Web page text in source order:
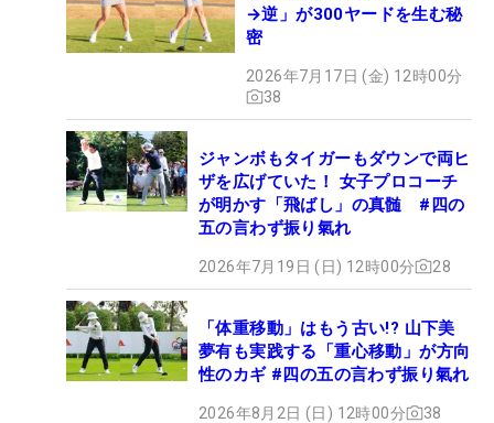
→逆」が300ヤードを生む秘
密
2026年7月17日 (金) 12時00分
38
ジャンボもタイガーもダウンで両ヒ
ザを広げていた！ 女子プロコーチ
が明かす「飛ばし」の真髄 #四の
五の言わず振り氣れ
2026年7月19日 (日) 12時00分 28
「体重移動」はもう古い!? 山下美
夢有も実践する「重心移動」が方向
性のカギ #四の五の言わず振り氣れ
2026年8月2日 (日) 12時00分 38